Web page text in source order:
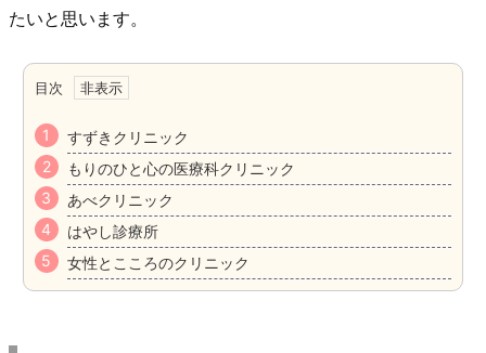
たいと思います。
目次
すずきクリニック
もりのひと心の医療科クリニック
あべクリニック
はやし診療所
女性とこころのクリニック